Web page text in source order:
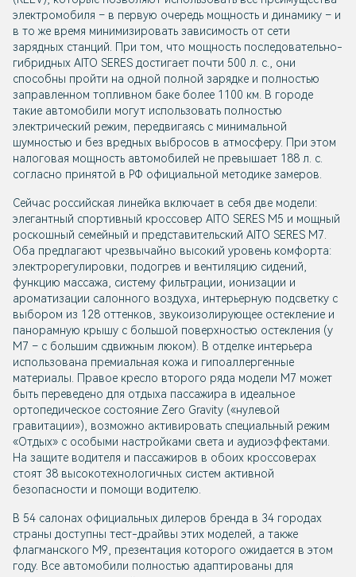
электромобиля – в первую очередь мощность и динамику – и
в то же время минимизировать зависимость от сети
зарядных станций. При том, что мощность последовательно-
гибридных AITO SERES достигает почти 500 л. с., они
способны пройти на одной полной зарядке и полностью
заправленном топливном баке более 1100 км. В городе
такие автомобили могут использовать полностью
электрический режим, передвигаясь с минимальной
шумностью и без вредных выбросов в атмосферу. При этом
налоговая мощность автомобилей не превышает 188 л. с.
согласно принятой в РФ официальной методике замеров.
Сейчас российская линейка включает в себя две модели:
элегантный спортивный кроссовер AITO SERES M5 и мощный
роскошный семейный и представительский AITO SERES M7.
Оба предлагают чрезвычайно высокий уровень комфорта:
электрорегулировки, подогрев и вентиляцию сидений,
функцию массажа, систему фильтрации, ионизации и
ароматизации салонного воздуха, интерьерную подсветку с
выбором из 128 оттенков, звукоизолирующее остекление и
панорамную крышу с большой поверхностью остекления (у
М7 – с большим сдвижным люком). В отделке интерьера
использована премиальная кожа и гипоаллергенные
материалы. Правое кресло второго ряда модели М7 может
быть переведено для отдыха пассажира в идеальное
ортопедическое состояние Zero Gravity («нулевой
гравитации»), возможно активировать специальный режим
«Отдых» с особыми настройками света и аудиоэффектами.
На защите водителя и пассажиров в обоих кроссоверах
стоят 38 высокотехнологичных систем активной
безопасности и помощи водителю.
В 54 салонах официальных дилеров бренда в 34 городах
страны доступны тест-драйвы этих моделей, а также
флагманского М9, презентация которого ожидается в этом
году. Все автомобили полностью адаптированы для